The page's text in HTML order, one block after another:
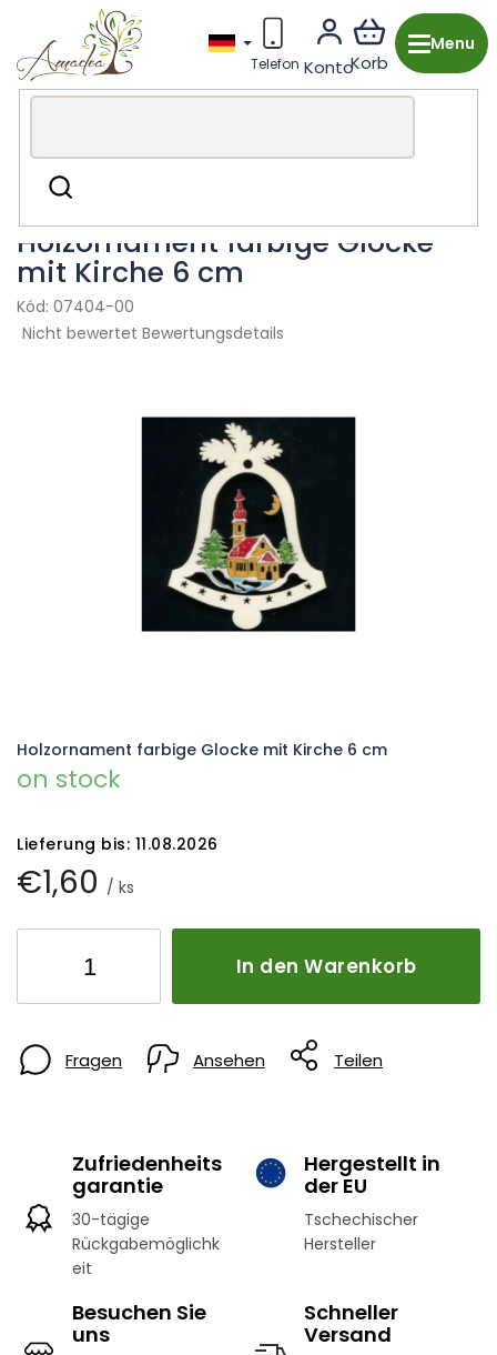
springen
Suchen
Holzproduktion aus Tschechien
Hölzerne Ornamente
Holzornament farbige Glocke
mit Kirche 6 cm
07404-00
Die
Nicht bewertet Bewertungsdetails
€1,60 / ks
on stock
Lieferung bis: 11.08.2026
In den Warenkorb
Holzornament farbige Glocke mit Kirche 6 cm
Fragen Ansehen Teilen
Zufriedenheits
garantie
30-tägige
Rückgabemöglichk
eit
Hergestellt in
der EU
Tschechischer
Hersteller
Besuchen Sie
uns
Schneller
Versand